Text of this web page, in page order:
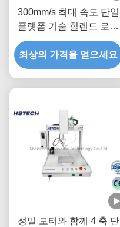
300mm/s 최대 속도 단일
플랫폼 기술 힐렌드 로봇
용접기
최상의 가격을 얻으세요
정밀 모터와 함께 4 축 단